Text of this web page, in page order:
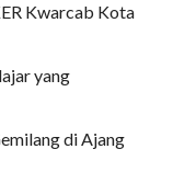
Kwarcab Kota
yang
di Ajang